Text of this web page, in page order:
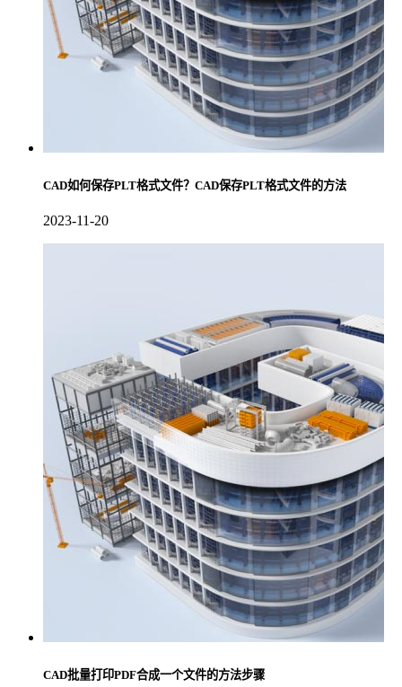
CAD如何保存PLT格式文件？CAD保存PLT格式文件的方法
2023-11-20
CAD批量打印PDF合成一个文件的方法步骤